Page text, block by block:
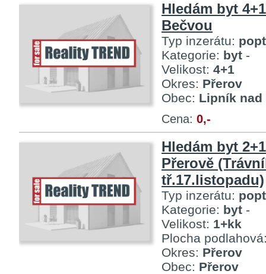
Hledám byt
Bečvou
Typ inzerátu:
Kategorie: byt -
Velikost: 4+1
Okres: Přerov
Obec: Lipník nad
Cena: 0,-
Hledám byt
Přerově
tř.17.listopadu)
Typ inzerátu:
Kategorie: byt -
Velikost: 1+kk
Plocha
Okres: Přerov
Obec: Přerov